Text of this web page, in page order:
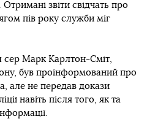
Отримані звіти свідчать про
пів року служби міг
сер Марк Карлтон-Сміт,
був проінформований про
але не передав докази
навіть після того, як та